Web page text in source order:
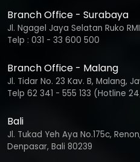
Branch Office - Surabaya
Jl. Ngagel Jaya Selatan Ruko
Telp : 031 - 33 600 500
Branch Office - Malang
Jl. Tidar No. 23 Kav. B, Malang,
Telp 62 341 - 555 133 (Hotline
Bali
Jl. Tukad Yeh Aya No.175c,
Denpasar, Bali 80239